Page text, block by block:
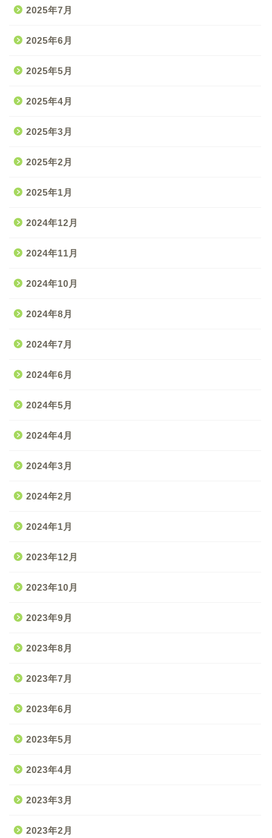
2025年7月
2025年6月
2025年5月
2025年4月
2025年3月
2025年2月
2025年1月
2024年12月
2024年11月
2024年10月
2024年8月
2024年7月
2024年6月
2024年5月
2024年4月
2024年3月
2024年2月
2024年1月
2023年12月
2023年10月
2023年9月
2023年8月
2023年7月
2023年6月
2023年5月
2023年4月
2023年3月
2023年2月